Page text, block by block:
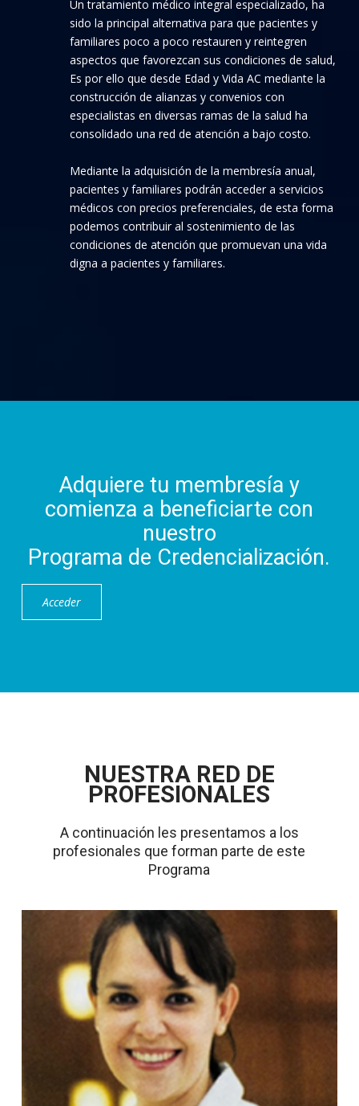
Un tratamiento médico integral especializado, ha
sido la principal alternativa para que pacientes y
familiares poco a poco restauren y reintegren
aspectos que favorezcan sus condiciones de salud,
Es por ello que desde Edad y Vida AC mediante la
construcción de alianzas y convenios con
especialistas en diversas ramas de la salud ha
consolidado una red de atención a bajo costo.
Mediante la adquisición de la membresía anual,
pacientes y familiares podrán acceder a servicios
médicos con precios preferenciales, de esta forma
podemos contribuir al sostenimiento de las
condiciones de atención que promuevan una vida
digna a pacientes y familiares.
Adquiere tu membresía y
comienza a beneficiarte con
nuestro
Programa de Credencialización.
Acceder
NUESTRA RED DE
PROFESIONALES
A continuación les presentamos a los
profesionales que forman parte de este
Programa